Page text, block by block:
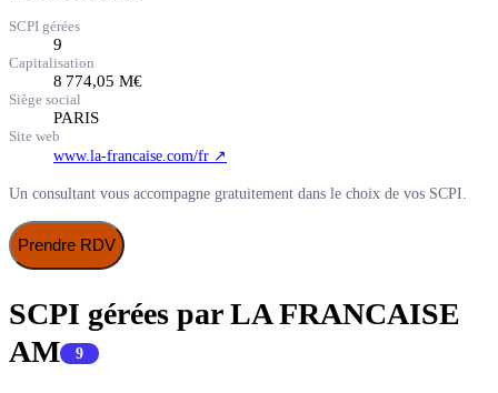
SCPI gérées
9
Capitalisation
8 774,05 M€
Siège social
PARIS
Site web
www.la-francaise.com/fr ↗
Un consultant vous accompagne gratuitement dans le choix de vos SCPI.
Prendre RDV
SCPI gérées parLA FRANCAISE
AM
9